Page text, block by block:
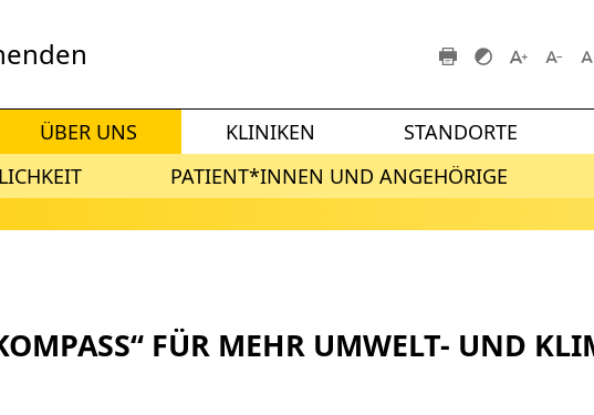
ÜBER UNS KLINIKEN STANDORTE
PATIENT*INNEN UND ANGEHÖRIGE
FÜR MEHR UMWELT- UND